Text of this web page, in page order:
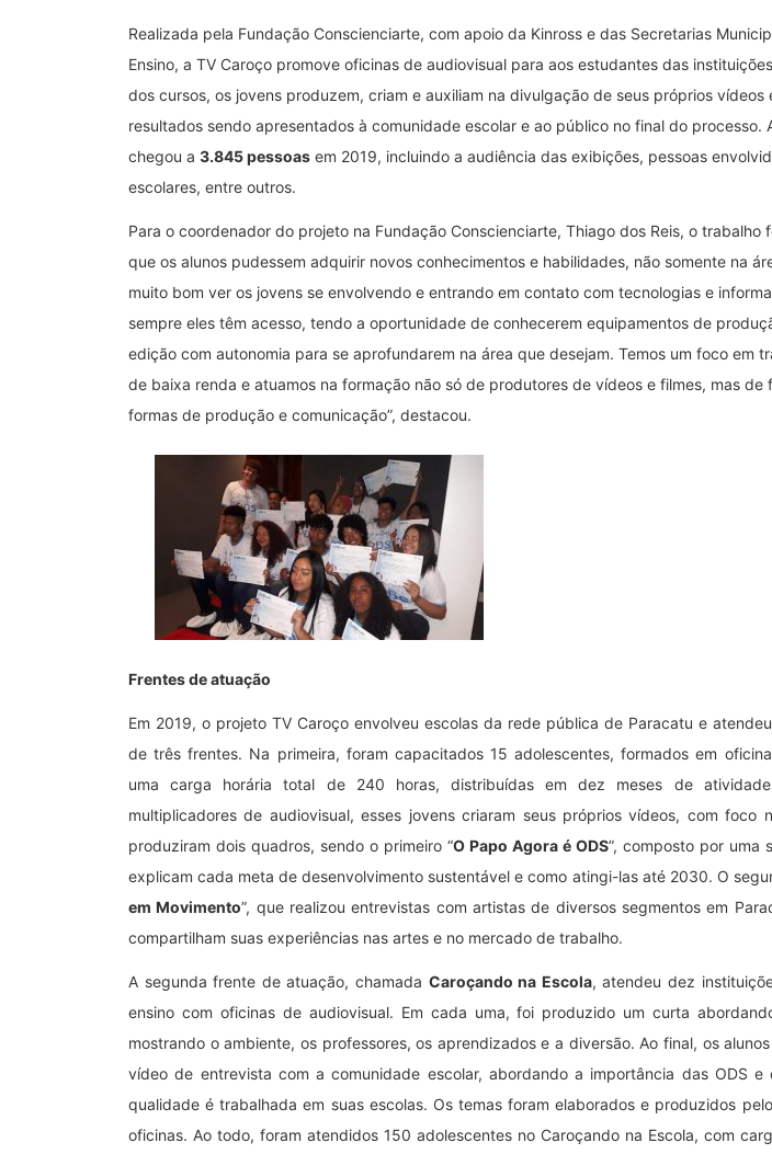
Realizada pela Fundação Conscienciarte, com apoio da Kinross e das Secretarias
Ensino, a TV Caroço promove oficinas de audiovisual para aos estudantes das
dos cursos, os jovens produzem, criam e auxiliam na divulgação de seus próprios vídeos
resultados sendo apresentados à comunidade escolar e ao público no final do processo.
chegou a 3.845 pessoas em 2019, incluindo a audiência das exibições, pessoas
escolares, entre outros.
Para o coordenador do projeto na Fundação Conscienciarte, Thiago dos Reis, o trabalho
que os alunos pudessem adquirir novos conhecimentos e habilidades, não somente na
muito bom ver os jovens se envolvendo e entrando em contato com tecnologias e
sempre eles têm acesso, tendo a oportunidade de conhecerem equipamentos de
edição com autonomia para se aprofundarem na área que desejam. Temos um foco em
de baixa renda e atuamos na formação não só de produtores de vídeos e filmes, mas de
formas de produção e comunicação”, destacou.
Frentes de atuação
Em 2019, o projeto TV Caroço envolveu escolas da rede pública de Paracatu e atendeu
de três frentes. Na primeira, foram capacitados 15 adolescentes, formados em
uma carga horária total de 240 horas, distribuídas em dez meses de
multiplicadores de audiovisual, esses jovens criaram seus próprios vídeos, com foco
produziram dois quadros, sendo o primeiro “O Papo Agora é ODS”, composto por uma
explicam cada meta de desenvolvimento sustentável e como atingi-las até 2030. O
em Movimento”, que realizou entrevistas com artistas de diversos segmentos em
compartilham suas experiências nas artes e no mercado de trabalho.
A segunda frente de atuação, chamada Caroçando na Escola, atendeu dez
ensino com oficinas de audiovisual. Em cada uma, foi produzido um curta
mostrando o ambiente, os professores, os aprendizados e a diversão. Ao final, os
vídeo de entrevista com a comunidade escolar, abordando a importância das ODS
qualidade é trabalhada em suas escolas. Os temas foram elaborados e produzidos
oficinas. Ao todo, foram atendidos 150 adolescentes no Caroçando na Escola, com